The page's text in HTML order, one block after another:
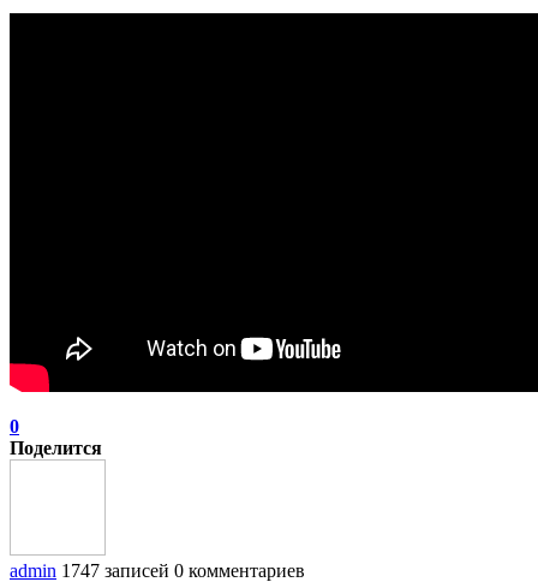
0
Поделится
admin 1747 записей 0 комментариев